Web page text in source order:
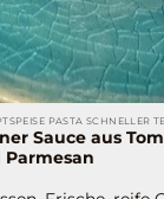
PASTA SCHNELLER
Sauce aus